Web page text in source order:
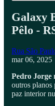
Galaxy
Pêlo -
Rua São
mar 06, 2025
Pedro Jorge
outros planos
paz interior